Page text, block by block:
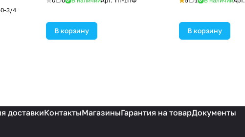
3/4
В корзину В корзину
доставкиКонтактыМагазиныГарантия на товарДокументы